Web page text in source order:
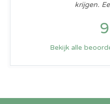
krijgen.
Bekijk alle